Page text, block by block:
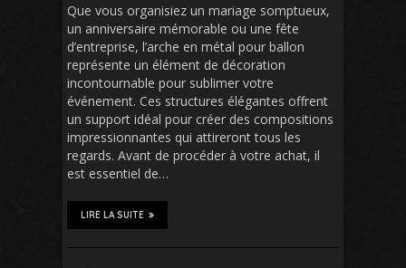
Que vous organisiez un mariage somptueux,
un anniversaire mémorable ou une fête
d’entreprise, l’arche en métal pour ballon
représente un élément de décoration
incontournable pour sublimer votre
événement. Ces structures élégantes offrent
un support idéal pour créer des compositions
impressionnantes qui attireront tous les
regards. Avant de procéder à votre achat, il
est essentiel de…
LIRE LA SUITE